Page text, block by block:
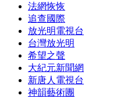
法網恢恢
追查國際
放光明電視台
台灣放光明
希望之聲
大紀元新聞網
新唐人電視台
神韻藝術團